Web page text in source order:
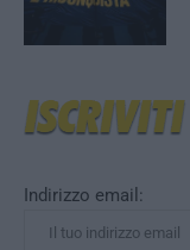
Indirizzo email: